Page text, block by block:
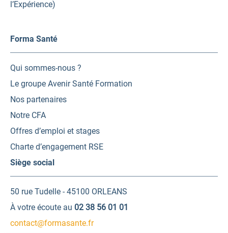
l’Expérience)
Forma Santé
Qui sommes-nous ?
Le groupe Avenir Santé Formation
Nos partenaires
Notre CFA
Offres d’emploi et stages
Charte d’engagement RSE
Siège social
50 rue Tudelle - 45100 ORLEANS
À votre écoute au 02 38 56 01 01
contact@formasante.fr